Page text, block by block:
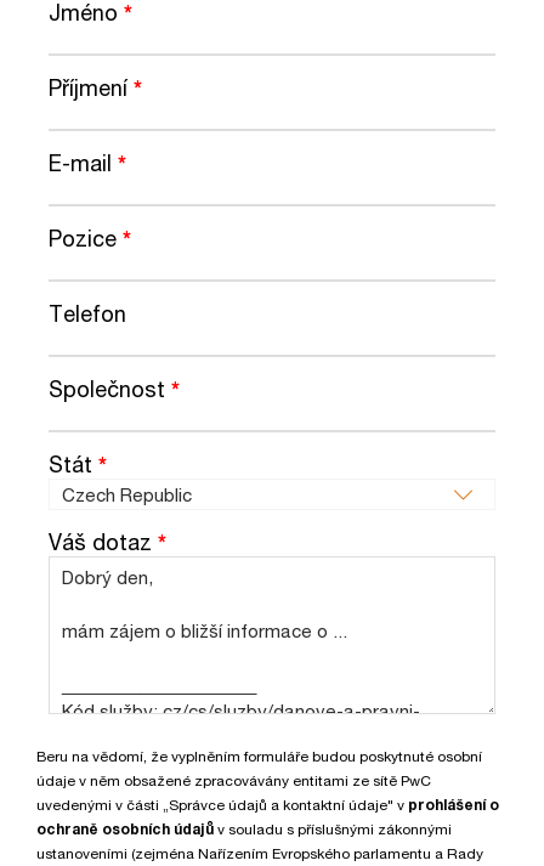
Jméno *
Příjmení*
E-mail *
Pozice *
Telefon
Společnost *
Stát *
Váš dotaz *
Beru na vědomí, že vyplněním formuláře budou poskytnuté osobní
údaje v něm obsažené zpracovávány entitami ze sítě PwC
uvedenými v části „Správce údajů a kontaktní údaje" v prohlášení o
ochraně osobních údajů v souladu s příslušnými zákonnými
ustanoveními (zejména Nařízením Evropského parlamentu a Rady